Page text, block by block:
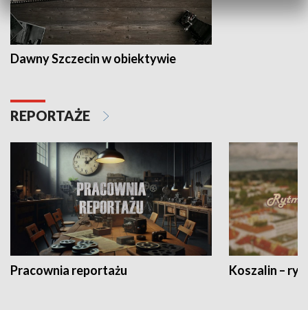
Dawny Szczecin w obiektywie
REPORTAŻE
Pracownia reportażu Koszalin –